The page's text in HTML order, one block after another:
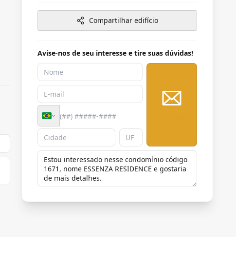
Compartilhar edifício
Avise-nos de seu interesse e tire suas dúvidas!